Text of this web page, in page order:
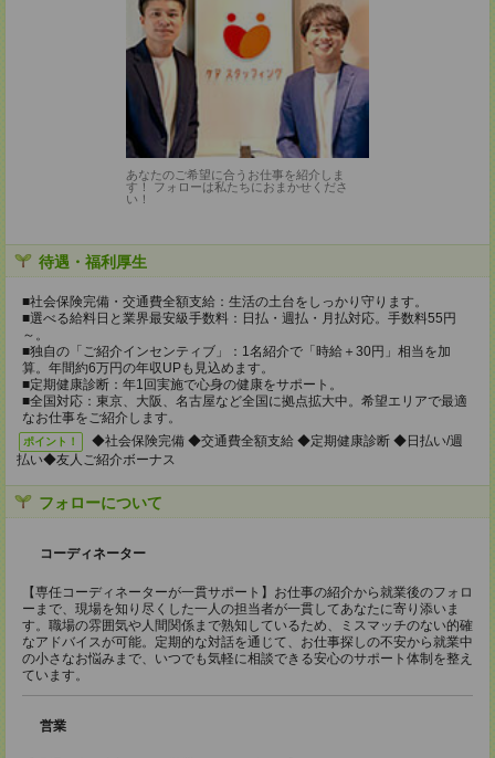
あなたのご希望に合うお仕事を紹介しま
す！ フォローは私たちにおまかせくださ
い！
待遇・福利厚生
■社会保険完備・交通費全額支給：生活の土台をしっかり守ります。
■選べる給料日と業界最安級手数料：日払・週払・月払対応。手数料55円
～。
■独自の「ご紹介インセンティブ」：1名紹介で「時給＋30円」相当を加
算。年間約6万円の年収UPも見込めます。
■定期健康診断：年1回実施で心身の健康をサポート。
■全国対応：東京、大阪、名古屋など全国に拠点拡大中。希望エリアで最適
なお仕事をご紹介します。
ポイント！
◆社会保険完備 ◆交通費全額支給 ◆定期健康診断 ◆日払い/週
払い◆友人ご紹介ボーナス
フォローについて
コーディネーター
【専任コーディネーターが一貫サポート】お仕事の紹介から就業後のフォロ
ーまで、現場を知り尽くした一人の担当者が一貫してあなたに寄り添いま
す。職場の雰囲気や人間関係まで熟知しているため、ミスマッチのない的確
なアドバイスが可能。定期的な対話を通じて、お仕事探しの不安から就業中
の小さなお悩みまで、いつでも気軽に相談できる安心のサポート体制を整え
ています。
営業